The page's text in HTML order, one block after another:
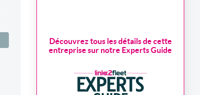
Découvrez tous les détails de cette
entreprise sur notre Experts Guide